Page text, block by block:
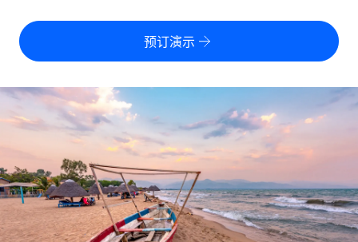
零实体成本实现全球扩张
全球合规聘用合同工
合同工管理
全球合同工入职与管理
PEO
外包复杂雇佣任务
美国各州浏览器
Remote 无惧对比
了解我们的竞争优势
成长阶段
初创企业
为成长型企业量身打造的全球敏捷型人力资源与薪资解决方案
工具与计算器
误分类风险计算工具
员工成本计算器
计算任何国家的员工总成本
合同工薪酬结算计算器
探索全球合同工的结算货币选项与结算速度
通过 REMOTE 学习
定价
中文（简体）
Nederlands
Français
登录
预订演示